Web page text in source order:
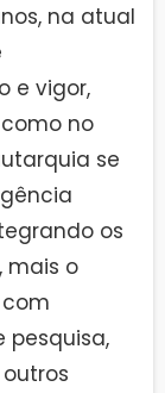
na atual
e vigor,
no
se
os
mais o
pesquisa,